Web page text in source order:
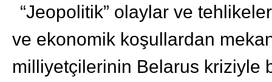
“Jeopolitik” olaylar ve
ve ekonomik koşullardan
milliyetçilerinin Belarus kriziyle